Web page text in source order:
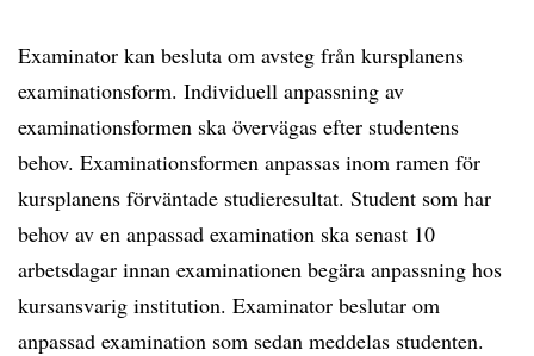
Examinator kan besluta om avsteg från kursplanens
examinationsform. Individuell anpassning av
examinationsformen ska övervägas efter studentens
behov. Examinationsformen anpassas inom ramen för
kursplanens förväntade studieresultat. Student som har
behov av en anpassad examination ska senast 10
arbetsdagar innan examinationen begära anpassning hos
kursansvarig institution. Examinator beslutar om
anpassad examination som sedan meddelas studenten.